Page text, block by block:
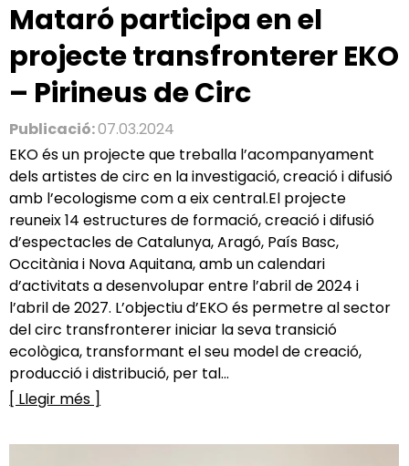
Mataró participa en el
projecte transfronterer EKO
– Pirineus de Circ
Publicació:07.03.2024
EKO és un projecte que treballa l’acompanyament
dels artistes de circ en la investigació, creació i difusió
amb l’ecologisme com a eix central.El projecte
reuneix 14 estructures de formació, creació i difusió
d’espectacles de Catalunya, Aragó, País Basc,
Occitània i Nova Aquitana, amb un calendari
d’activitats a desenvolupar entre l’abril de 2024 i
l’abril de 2027. L’objectiu d’EKO és permetre al sector
del circ transfronterer iniciar la seva transició
ecològica, transformant el seu model de creació,
producció i distribució, per tal...
[ Llegir més ]